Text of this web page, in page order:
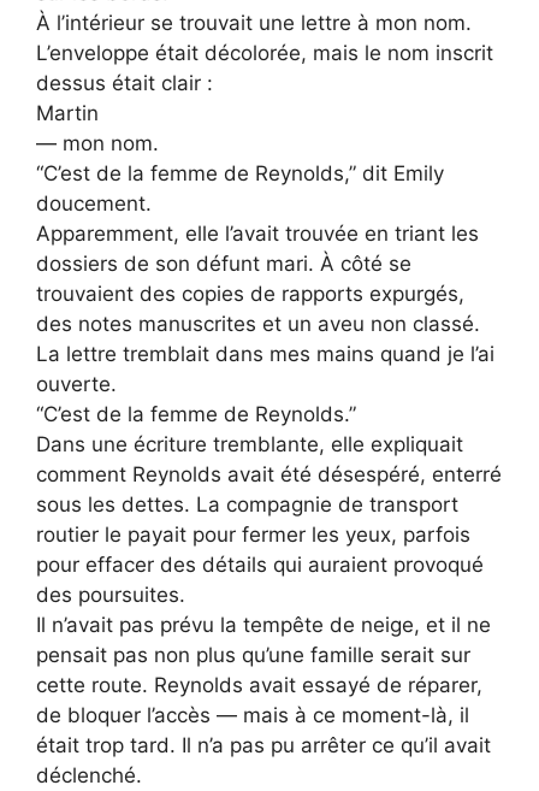
À l’intérieur se trouvait une lettre à mon nom.
L’enveloppe était décolorée, mais le nom inscrit
dessus était clair :
Martin
— mon nom.
“C’est de la femme de Reynolds,” dit Emily
doucement.
Apparemment, elle l’avait trouvée en triant les
dossiers de son défunt mari. À côté se
trouvaient des copies de rapports expurgés,
des notes manuscrites et un aveu non classé.
La lettre tremblait dans mes mains quand je l’ai
ouverte.
“C’est de la femme de Reynolds.”
Dans une écriture tremblante, elle expliquait
comment Reynolds avait été désespéré, enterré
sous les dettes. La compagnie de transport
routier le payait pour fermer les yeux, parfois
pour effacer des détails qui auraient provoqué
des poursuites.
Il n’avait pas prévu la tempête de neige, et il ne
pensait pas non plus qu’une famille serait sur
cette route. Reynolds avait essayé de réparer,
de bloquer l’accès — mais à ce moment-là, il
était trop tard. Il n’a pas pu arrêter ce qu’il avait
déclenché.